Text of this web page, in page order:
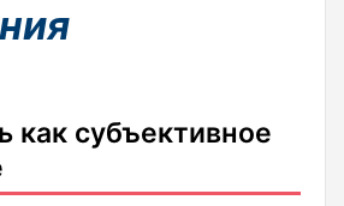
как субъективное